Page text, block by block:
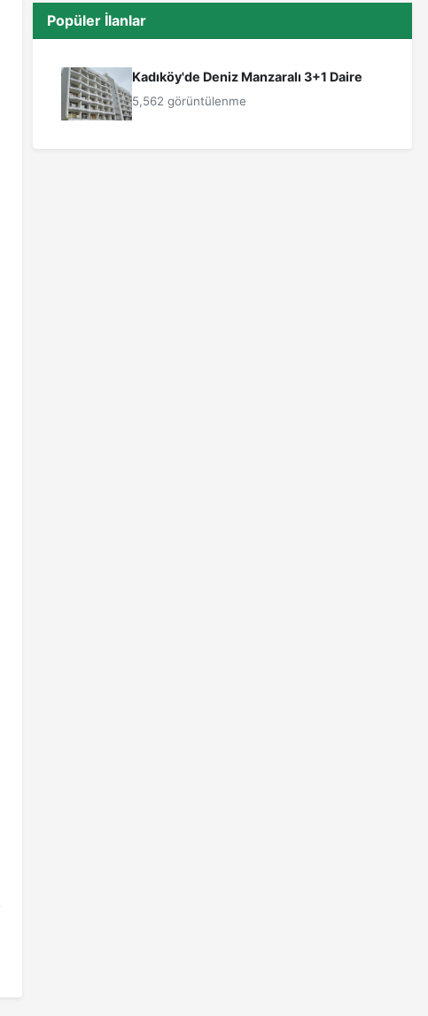
Popüler İlanlar
Kadıköy'de Deniz Manzaralı 3+1 Daire
5,562 görüntülenme